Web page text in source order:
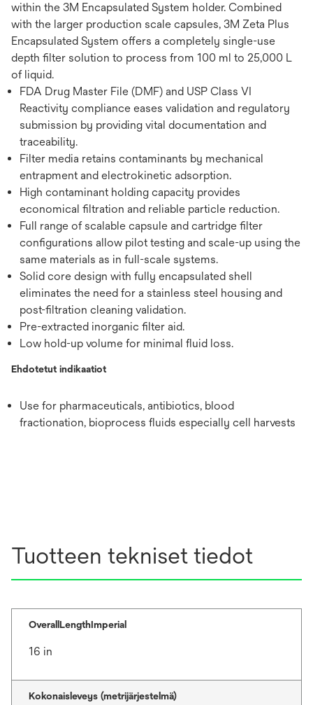
within the 3M Encapsulated System holder. Combined
with the larger production scale capsules, 3M Zeta Plus
Encapsulated System offers a completely single-use
depth filter solution to process from 100 ml to 25,000 L
of liquid.
FDA Drug Master File (DMF) and USP Class VI
Reactivity compliance eases validation and regulatory
submission by providing vital documentation and
traceability.
Filter media retains contaminants by mechanical
entrapment and electrokinetic adsorption.
High contaminant holding capacity provides
economical filtration and reliable particle reduction.
Full range of scalable capsule and cartridge filter
configurations allow pilot testing and scale-up using the
same materials as in full-scale systems.
Solid core design with fully encapsulated shell
eliminates the need for a stainless steel housing and
post-filtration cleaning validation.
Pre-extracted inorganic filter aid.
Low hold-up volume for minimal fluid loss.
Ehdotetut indikaatiot
Use for pharmaceuticals, antibiotics, blood
fractionation, bioprocess fluids especially cell harvests
Tuotteen tekniset tiedot
OverallLengthImperial
16 in
Kokonaisleveys (metrijärjestelmä)